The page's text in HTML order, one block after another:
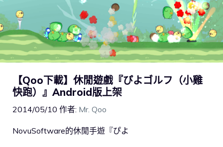
【Qoo下載】休閒遊戲『ぴよゴルフ（小雞
快跑）』Android版上架
2014/05/10 作者: Mr. Qoo
NovuSoftware的休閒手遊『ぴよ